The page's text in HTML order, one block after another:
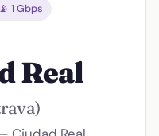
📡 1 Gbps
Real